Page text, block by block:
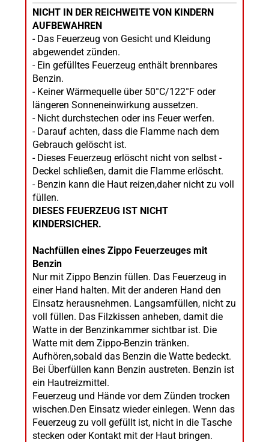
NICHT IN DER REICHWEITE VON KINDERN
AUFBEWAHREN
- Das Feuerzeug von Gesicht und Kleidung
abgewendet zünden.
- Ein gefülltes Feuerzeug enthält brennbares
Benzin.
- Keiner Wärmequelle über 50°C/122°F oder
längeren Sonneneinwirkung aussetzen.
- Nicht durchstechen oder ins Feuer werfen.
- Darauf achten, dass die Flamme nach dem
Gebrauch gelöscht ist.
- Dieses Feuerzeug erlöscht nicht von selbst -
Deckel schließen, damit die Flamme erlöscht.
- Benzin kann die Haut reizen,daher nicht zu voll
füllen.
DIESES FEUERZEUG IST NICHT
KINDERSICHER.
Nachfüllen eines Zippo Feuerzeuges mit
Benzin
Nur mit Zippo Benzin füllen. Das Feuerzeug in
einer Hand halten. Mit der anderen Hand den
Einsatz herausnehmen. Langsamfüllen, nicht zu
voll füllen. Das Filzkissen anheben, damit die
Watte in der Benzinkammer sichtbar ist. Die
Watte mit dem Zippo-Benzin tränken.
Aufhören,sobald das Benzin die Watte bedeckt.
Bei Überfüllen kann Benzin austreten. Benzin ist
ein Hautreizmittel.
Feuerzeug und Hände vor dem Zünden trocken
wischen.Den Einsatz wieder einlegen. Wenn das
Feuerzeug zu voll gefüllt ist, nicht in die Tasche
stecken oder Kontakt mit der Haut bringen.